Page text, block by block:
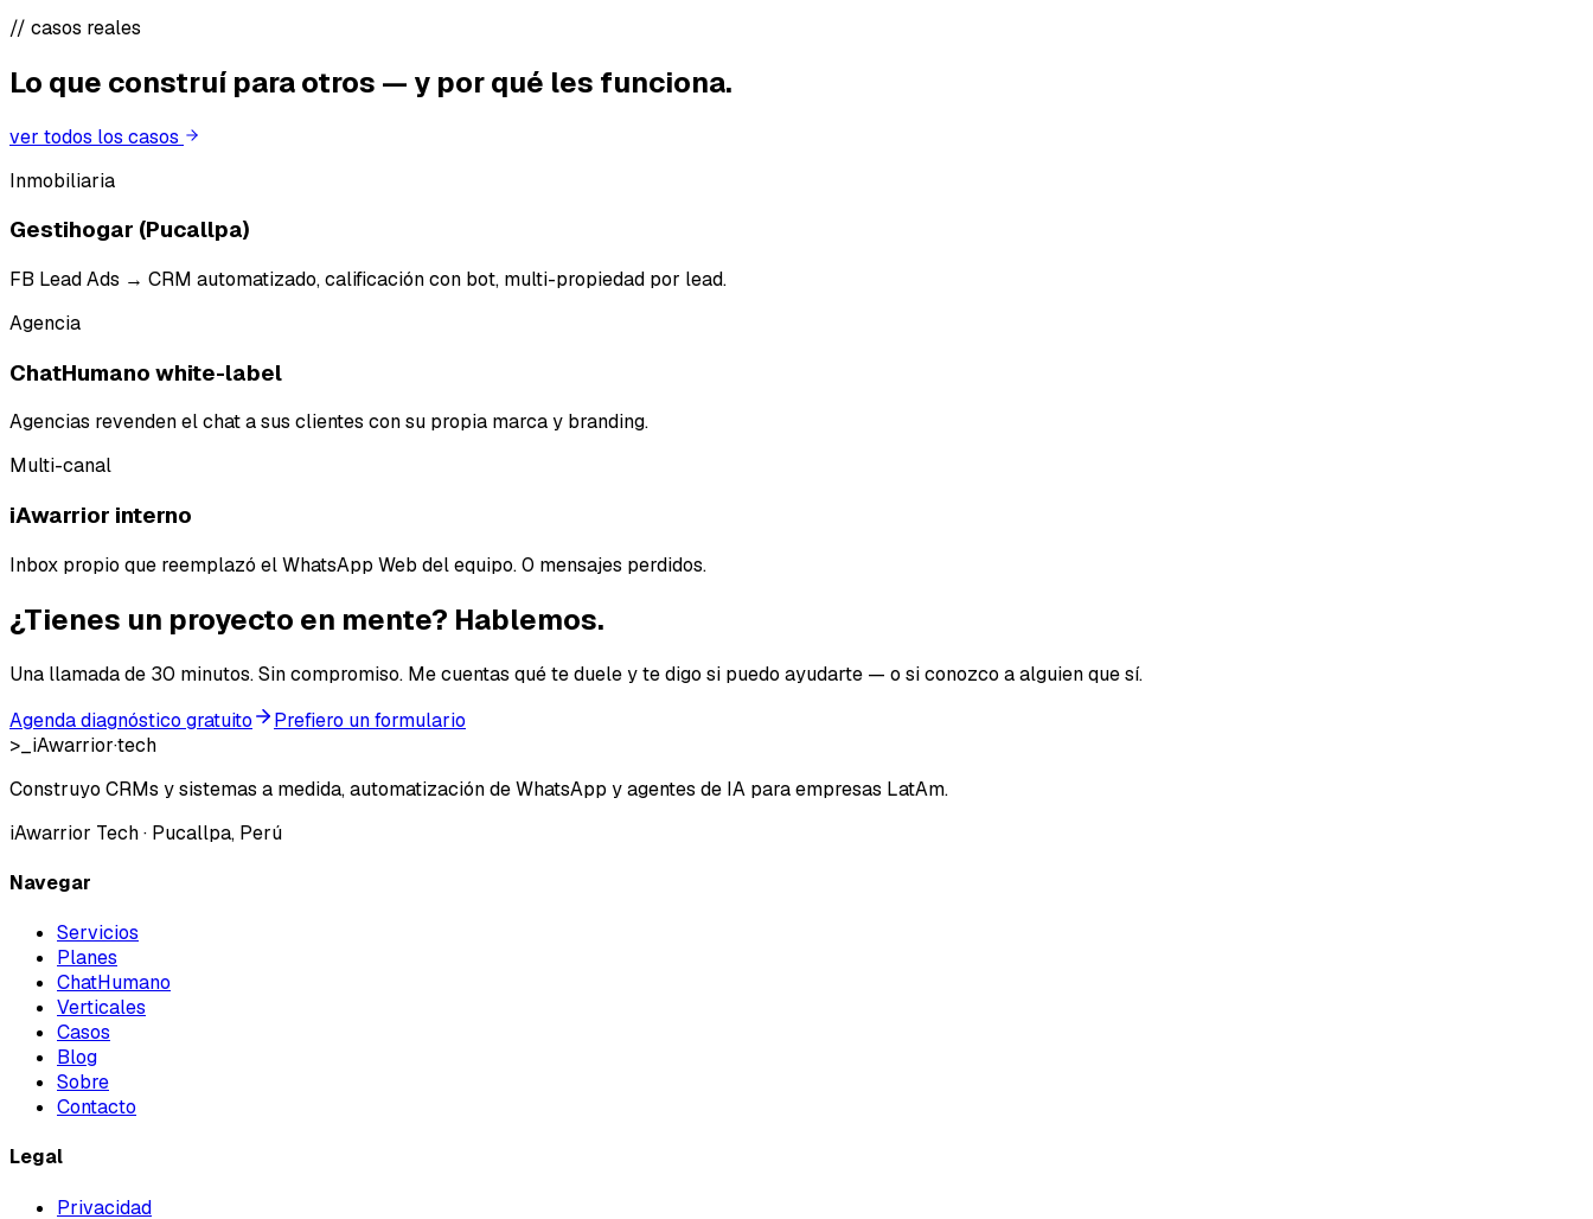
// casos reales
Lo que construí para otros — y por qué les funciona.
ver todos los casos
Inmobiliaria
Gestihogar (Pucallpa)
FB Lead Ads → CRM automatizado, calificación con bot, multi-propiedad por lead.
Agencia
ChatHumano white-label
Agencias revenden el chat a sus clientes con su propia marca y branding.
Multi-canal
iAwarrior interno
Inbox propio que reemplazó el WhatsApp Web del equipo. 0 mensajes perdidos.
¿Tienes un proyecto en mente? Hablemos.
Una llamada de 30 minutos. Sin compromiso. Me cuentas qué te duele y te digo si puedo ayudarte — o si conozco a alguien que sí.
Agenda diagnóstico gratuito
Prefiero un formulario
>_ iAwarrior·tech
Construyo CRMs y sistemas a medida, automatización de WhatsApp y agentes de IA para empresas LatAm.
iAwarrior Tech· Pucallpa, Perú
Navegar
Servicios
Planes
ChatHumano
Verticales
Casos
Blog
Sobre
Contacto
Legal
Privacidad